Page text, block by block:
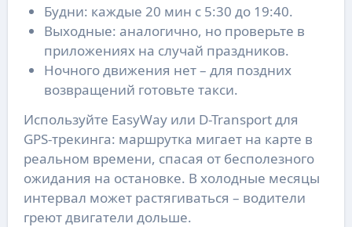
Будни: каждые 20 мин с 5:30 до 19:40.
Выходные: аналогично, но проверьте в
приложениях на случай праздников.
Ночного движения нет – для поздних
возвращений готовьте такси.
Используйте EasyWay или D-Transport для
GPS-трекинга: маршрутка мигает на карте в
реальном времени, спасая от бесполезного
ожидания на остановке. В холодные месяцы
интервал может растягиваться – водители
греют двигатели дольше.